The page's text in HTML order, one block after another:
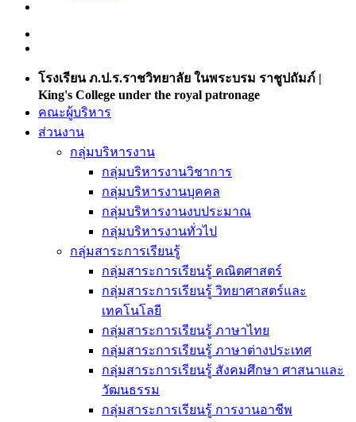
โรงเรียน ภ.ป.ร.ราชวิทยาลัย ในพระบรม ราชูปถัมภ์ |
King's College under the royal patronage
คณะผู้บริหาร
ส่วนงาน
กลุ่มบริหารงาน
กลุ่มบริหารงานวิชาการ
กลุ่มบริหารงานบุคคล
กลุ่มบริหารงานงบประมาณ
กลุ่มบริหารงานทั่วไป
กลุ่มสาระการเรียนรู้
กลุ่มสาระการเรียนรู้ คณิตศาสตร์
กลุ่มสาระการเรียนรู้ วิทยาศาสตร์และ
เทคโนโลยี
กลุ่มสาระการเรียนรู้ ภาษาไทย
กลุ่มสาระการเรียนรู้ ภาษาต่างประเทศ
กลุ่มสาระการเรียนรู้ สังคมศึกษา ศาสนาและ
วัฒนธรรม
กลุ่มสาระการเรียนรู้ การงานอาชีพ